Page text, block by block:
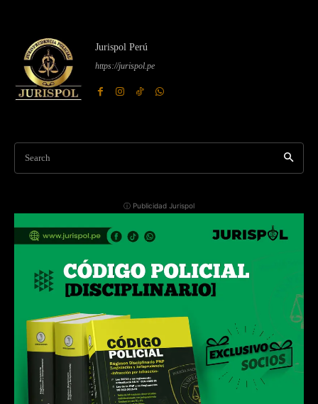
Jurispol Perú
https://jurispol.pe
Search
ⓘ Publicidad Jurispol